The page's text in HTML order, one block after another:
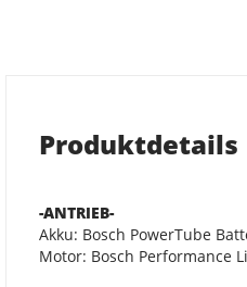
Produktdetails
-ANTRIEB-
Akku: Bosch PowerTube
Motor: Bosch Performance